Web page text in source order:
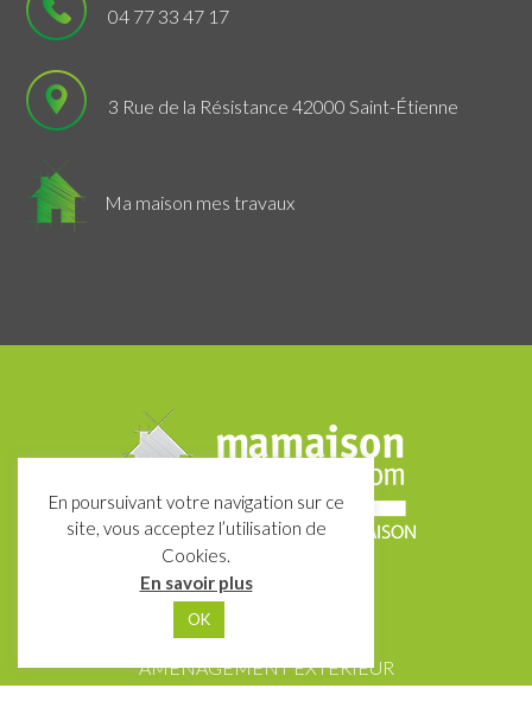
04 77 33 47 17
3 Rue de la Résistance 42000 Saint-Étienne
Ma maison mes travaux
PROJET / SERVICES
GROS-ŒUVRE
AMÉNAGEMENT EXTÉRIEUR
En poursuivant votre navigation sur ce
site, vous acceptez l’utilisation de
Cookies.
En savoir plus
OK